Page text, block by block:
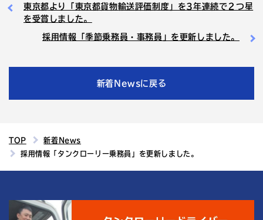
東京都より「東京都貨物輸送評価制度」を3年連続で２つ星
を受賞しました。
採用情報「季節乗務員・事務員」を更新しました。
新着Newsに戻る
TOP
新着News
採用情報「タンクローリー乗務員」を更新しました。
結城運輸倉庫の4